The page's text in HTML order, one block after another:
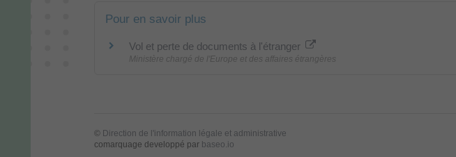
Pour en savoir plus
Vol et perte de documents à l'étranger
Ministère chargé de l'Europe et des affaires étrangères
© Direction de l'information légale et administrative
comarquage developpé par baseo.io